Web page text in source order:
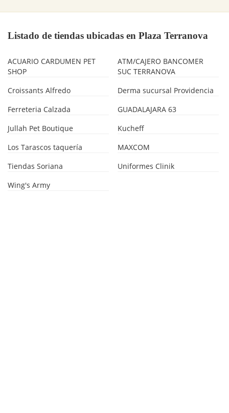
Listado de tiendas ubicadas en Plaza Terranova
ACUARIO CARDUMEN PET
SHOP
ATM/CAJERO BANCOMER
SUC TERRANOVA
Croissants Alfredo
Derma sucursal Providencia
Ferreteria Calzada
GUADALAJARA 63
Jullah Pet Boutique
Kucheff
Los Tarascos taquería
MAXCOM
Tiendas Soriana
Uniformes Clinik
Wing's Army